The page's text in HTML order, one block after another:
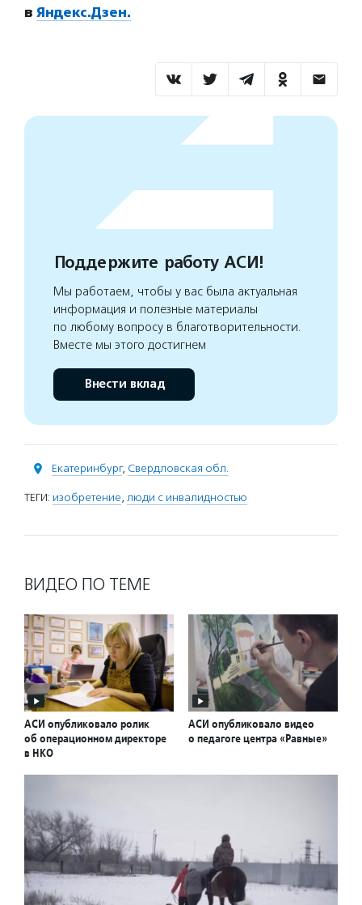
в Яндекс.Дзен.
Поддержите работу АСИ!
Мы работаем, чтобы у вас была актуальная
информация и полезные материалы
по любому вопросу в благотворительности.
Вместе мы этого достигнем
Внести вклад
Екатеринбург, Свердловская обл.
ТЕГИ: изобретение, люди с инвалидностью
ВИДЕО ПО ТЕМЕ
АСИ опубликовало ролик
об операционном директоре
в НКО
АСИ опубликовало видео
о педагоге центра «Равные»